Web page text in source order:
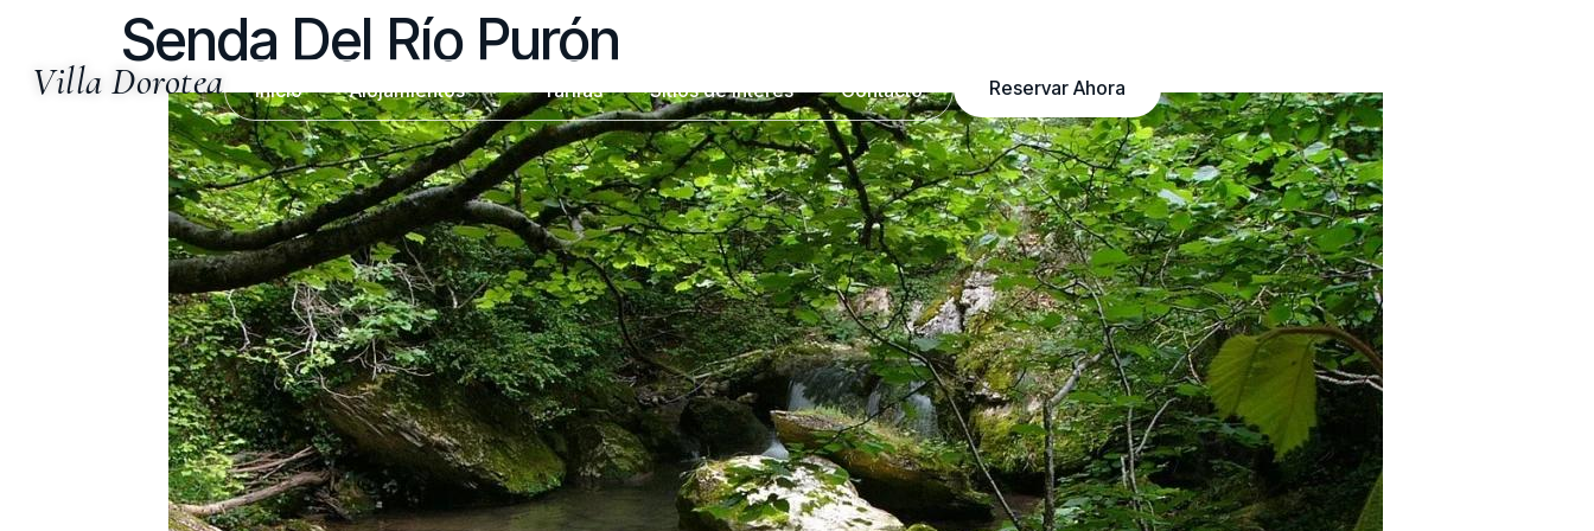
Villa Dorotea Inicio Alojamientos Tarifas Sitios de interés Contacto Reservar Ahora
Senda Del Río Purón